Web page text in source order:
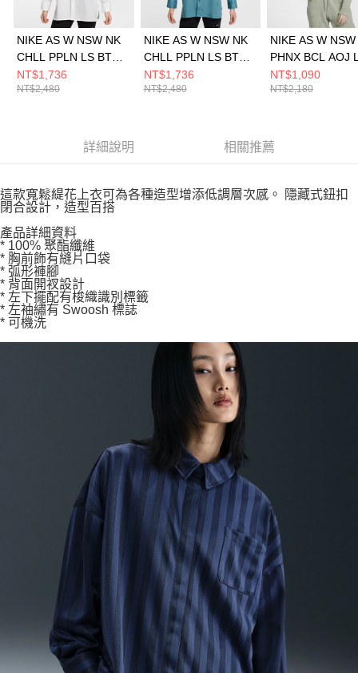
NIKE AS W NSW NK
CHLL PPLN LS BTN T
女 長袖上衣
HJ0716100
NT$1,736
NT$2,480
NIKE AS W NSW NK
CHLL PPLN LS BTN T
女 長袖上衣
HJ0716006
NT$1,736
NT$2,480
NIKE AS W NSW
PHNX BCL AOJ
女 長袖上衣
FZ1717370
NT$1,090
NT$2,180
詳細說明 相關推薦
這款寬鬆緹花上衣可為各種造型增添低調層次感。 隱藏式鈕扣
閉合設計，造型百搭
產品詳細資料
* 100% 聚酯纖維
* 胸前飾有縫片口袋
* 弧形褲腳
* 背面開衩設計
* 左下擺配有梭織識別標籤
* 左袖繡有 Swoosh 標誌
* 可機洗